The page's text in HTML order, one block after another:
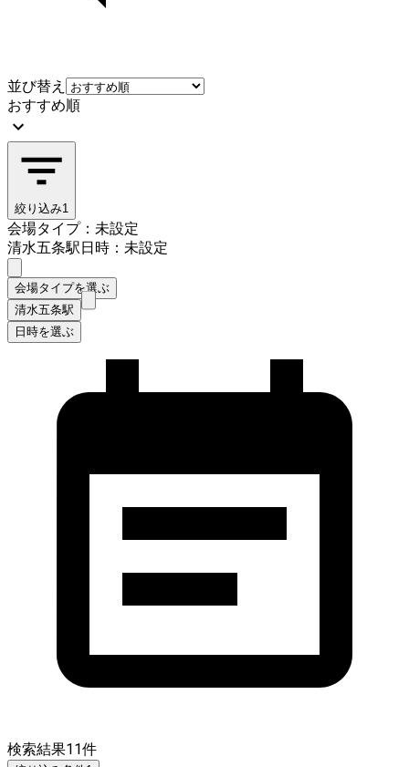
並び替え
おすすめ順
絞り込み1
会場タイプ：未設定
清水五条駅日時：未設定
会場タイプを選ぶ
清水五条駅
日時を選ぶ
検索結果11件